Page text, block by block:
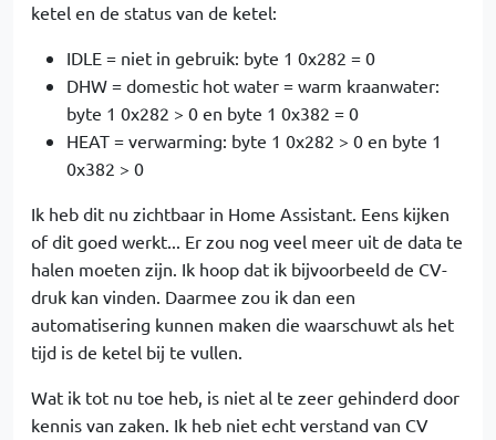
ketel en de status van de ketel:
IDLE = niet in gebruik: byte 1 0x282 = 0
DHW = domestic hot water = warm kraanwater:
byte 1 0x282 > 0 en byte 1 0x382 = 0
HEAT = verwarming: byte 1 0x282 > 0 en byte 1
0x382 > 0
Ik heb dit nu zichtbaar in Home Assistant. Eens kijken
of dit goed werkt... Er zou nog veel meer uit de data te
halen moeten zijn. Ik hoop dat ik bijvoorbeeld de CV-
druk kan vinden. Daarmee zou ik dan een
automatisering kunnen maken die waarschuwt als het
tijd is de ketel bij te vullen.
Wat ik tot nu toe heb, is niet al te zeer gehinderd door
kennis van zaken. Ik heb niet echt verstand van CV